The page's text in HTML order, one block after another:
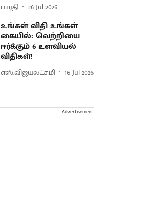
பாரதி 26 Jul 2026
உங்கள் விதி உங்கள்
கையில்: வெற்றியை
ஈர்க்கும் 6 உளவியல்
விதிகள்!
எஸ்.விஜயலட்சுமி 16 Jul 2026
Advertisement